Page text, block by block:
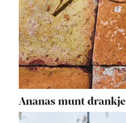
Ananas munt drankje